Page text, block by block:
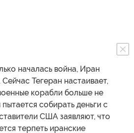
началась война, Иран
Тегеран настаивает,
корабли больше не
собирать деньги с
США заявляют, что
терпеть иранские